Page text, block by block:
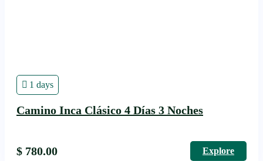
1 days
Camino Inca Clásico 4 Días 3 Noches
$ 780.00 Explore